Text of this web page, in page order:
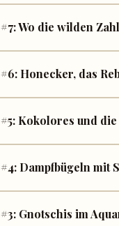
#7: Wo die wilden
#6: Honecker, das
#5: Kokolores und
#4: Dampfbügeln mit
#3: Gnotschis im